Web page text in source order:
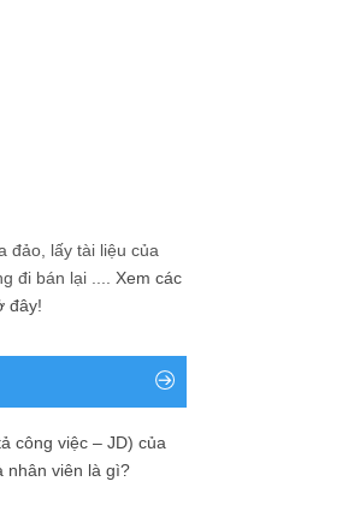
đảo, lấy tài liệu của
đi bán lại .... Xem các
đây!
công việc – JD) của
nhân viên là gì?